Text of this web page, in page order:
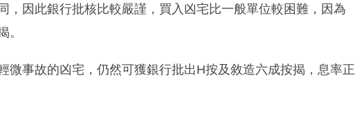
，因此銀行批核比較嚴謹，買入凶宅比一般單位較困難，因為
。
微事故的凶宅，仍然可獲銀行批出H按及敘造六成按揭，息率正